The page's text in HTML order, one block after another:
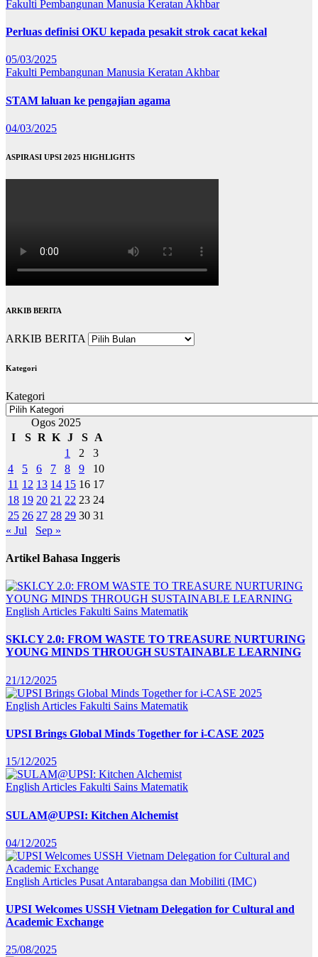
Fakulti Pembangunan Manusia Keratan Akhbar
Perluas definisi OKU kepada pesakit strok cacat kekal
05/03/2025
Fakulti Pembangunan Manusia Keratan Akhbar
STAM laluan ke pengajian agama
04/03/2025
ASPIRASI UPSI 2025 HIGHLIGHTS
ARKIB BERITA
ARKIB BERITA
Kategori
Kategori
Ogos 2025
I
S R K J S
A
1
2
3
4
5 6 7 8 9
10
11 12 13 14 15 16 17
18 19 20 21 22 23 24
25 26 27 28 29 30 31
« Jul
Sep »
Artikel Bahasa Inggeris
English Articles Fakulti Sains Matematik
SKI.CY 2.0: FROM WASTE TO TREASURE NURTURING
YOUNG MINDS THROUGH SUSTAINABLE LEARNING
21/12/2025
English Articles Fakulti Sains Matematik
UPSI Brings Global Minds Together for i-CASE 2025
15/12/2025
English Articles Fakulti Sains Matematik
SULAM@UPSI: Kitchen Alchemist
04/12/2025
English Articles Pusat Antarabangsa dan Mobiliti (IMC)
UPSI Welcomes USSH Vietnam Delegation for Cultural and
Academic Exchange
25/08/2025